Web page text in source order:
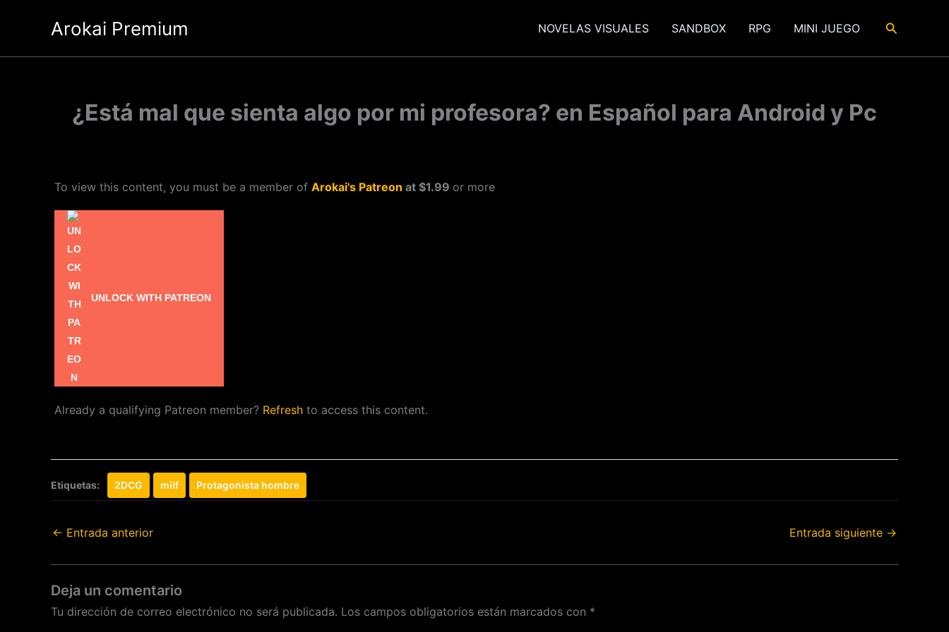
Arokai Premium NOVELAS VISUALES SANDBOX RPG MINI JUEGO Buscar
¿Está mal que sienta algo por mi profesora? en Español para Android y Pc
To view this content, you must be a member of Arokai's Patreon at $1.99 or more
UNLOCK WITH PATREON
Already a qualifying Patreon member? Refresh to access this content.
Etiquetas: 2DCG milf Protagonista hombre
← Entrada anterior Entrada siguiente →
Deja un comentario
Tu dirección de correo electrónico no será publicada. Los campos obligatorios están marcados con *